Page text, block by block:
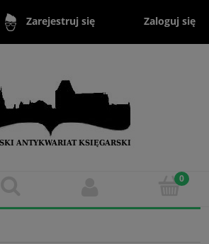
Zarejestruj się Zaloguj się